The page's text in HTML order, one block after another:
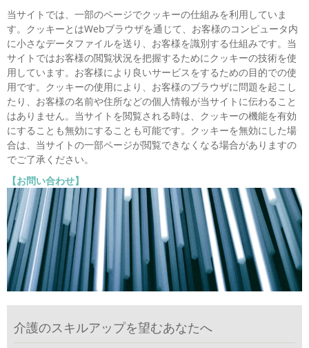
当サイトでは、一部のページでクッキーの仕組みを利用していま
す。クッキーとはWebブラウザを通じて、お客様のコンピュータ内
に小さなデータファイルを送り、お客様を識別する仕組みです。当
サイトではお客様の閲覧状況を把握するためにクッキーの技術を使
用しています。お客様により良いサービスをするための目的での使
用です。クッキーの使用により、お客様のブラウザに問題を起こし
たり、お客様の名前や住所などの個人情報が当サイトに伝わること
はありません。当サイトを閲覧される時は、クッキーの機能を有効
にすることも無効にすることも可能です。クッキーを無効にした場
合は、当サイトの一部ページが閲覧できなくなる場合がありますの
でご了承ください。
【お問い合わせ】
介護のスキルアップを望むあなたへ